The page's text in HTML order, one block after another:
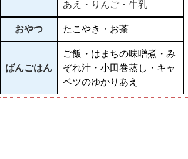
あえ・りんご・牛乳
おやつ たこやき・お茶
ばんごはん
ご飯・はまちの味噌煮・み
ぞれ汁・小田巻蒸し・キャ
ベツのゆかりあえ